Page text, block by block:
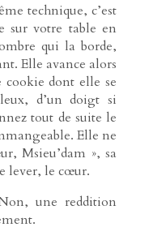
technique, c’est
sur votre table en
qui la borde,
Elle avance alors
cookie dont elle se
d’un doigt si
tout de suite le
Elle ne
Msieu’dam », sa
lever, le cœur.
une reddition